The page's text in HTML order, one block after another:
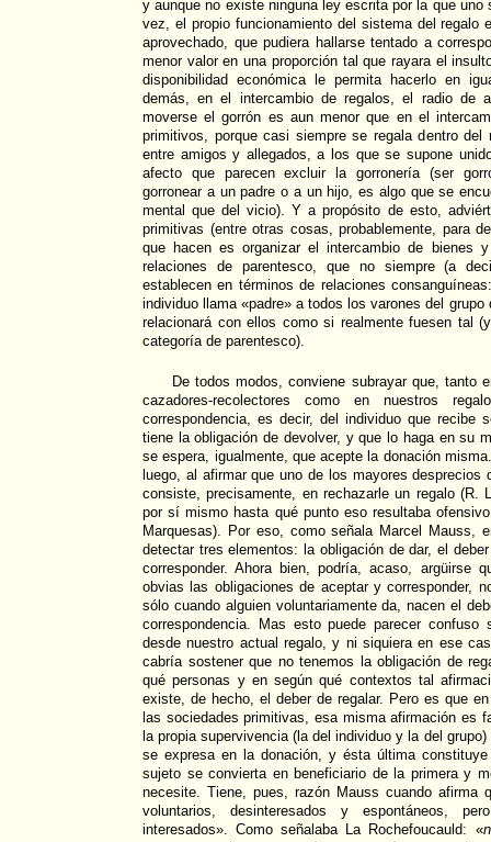
y aunque no existe ninguna ley escrita por la que uno
vez, el propio funcionamiento del sistema del regalo
aprovechado, que pudiera hallarse tentado a
menor valor en una proporción tal que rayara el
disponibilidad económica le permita hacerlo en
demás, en el intercambio de regalos, el radio de
moverse el gorrón es aun menor que en el
primitivos, porque casi siempre se regala dentro
entre amigos y allegados, a los que se supone
afecto que parecen excluir la gorronería (ser
gorronear a un padre o a un hijo, es algo que se
mental que del vicio). Y a propósito de esto,
primitivas (entre otras cosas, probablemente, para
que hacen es organizar el intercambio de bienes
relaciones de parentesco, que no siempre (a
establecen en términos de relaciones
individuo llama «padre» a todos los varones del
relacionará con ellos como si realmente fuesen tal
categoría de parentesco).
De todos modos, conviene subrayar que, tanto
cazadores-recolectores como en nuestros
correspondencia, es decir, del individuo que recibe
tiene la obligación de devolver, y que lo haga en su
se espera, igualmente, que acepte la donación
luego, al afirmar que uno de los mayores desprecios
consiste, precisamente, en rechazarle un regalo (R.
por sí mismo hasta qué punto eso resultaba
Marquesas). Por eso, como señala Marcel Mauss,
detectar tres elementos: la obligación de dar, el
corresponder. Ahora bien, podría, acaso, argüirse
obvias las obligaciones de aceptar y corresponder,
sólo cuando alguien voluntariamente da, nacen el
correspondencia. Mas esto puede parecer
desde nuestro actual regalo, y ni siquiera en ese
cabría sostener que no tenemos la obligación de
qué personas y en según qué contextos tal
existe, de hecho, el deber de regalar. Pero es que
las sociedades primitivas, esa misma afirmación es
la propia supervivencia (la del individuo y la del
se expresa en la donación, y ésta última
sujeto se convierta en beneficiario de la primera y
necesite. Tiene, pues, razón Mauss cuando afirma
voluntarios, desinteresados y espontáneos,
interesados». Como señalaba La Rochefoucauld: «